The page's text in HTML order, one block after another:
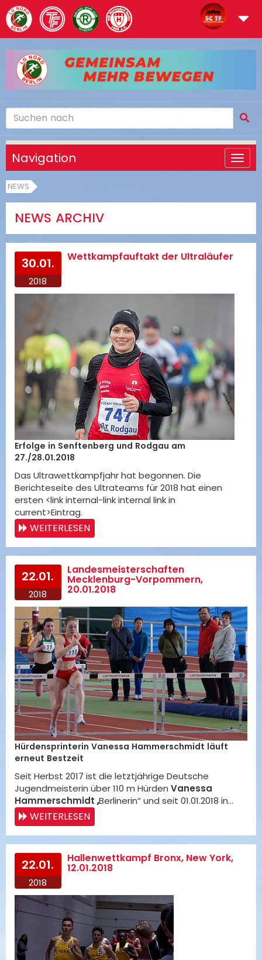
Navigation
NEWS
NEWS ARCHIV
30.01.
2018
Wettkampfauftakt der Ultraläufer
Erfolge in Senftenberg und Rodgau am
27./28.01.2018
Das Ultrawettkampfjahr hat begonnen. Die
Berichteseite des Ultrateams für 2018 hat einen
ersten <link internal-link internal link in
current>Eintrag.
WEITERLESEN
22.01.
2018
Landesmeisterschaften
Mecklenburg-Vorpommern,
20.01.2018
Hürdensprinterin Vanessa Hammerschmidt läuft
erneut Bestzeit
Seit Herbst 2017 ist die letztjährige Deutsche
Jugendmeisterin über 110 m Hürden Vanessa
Hammerschmidt „Berlinerin“ und seit 01.01.2018 in…
WEITERLESEN
22.01.
2018
Hallenwettkampf Bronx, New York,
12.01.2018